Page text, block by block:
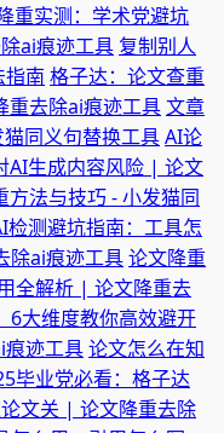
重实测：学术党避坑
ai痕迹工具 复制别人
指南 格子达：论文查重
重去除ai痕迹工具文章
同义句替换工具AI论
AI生成内容风险 | 论文
方法与技巧 - 小发猫同
检测避坑指南：工具怎
除ai痕迹工具论文降重
全解析 | 论文降重去
6大维度教你高效避开
迹工具论文怎么在知
毕业党必看：格子达
文关 | 论文降重去除